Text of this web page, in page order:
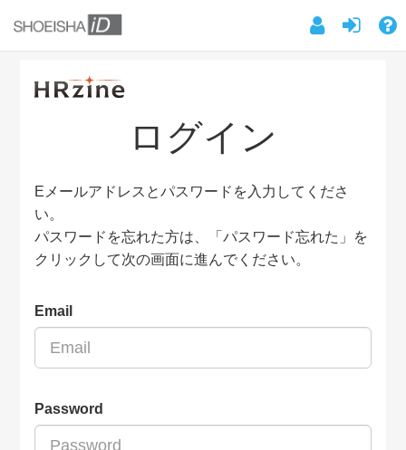
ログイン
Eメールアドレスとパスワードを入力してくださ
い。
パスワードを忘れた方は、「パスワード忘れた」を
クリックして次の画面に進んでください。
Email
Password